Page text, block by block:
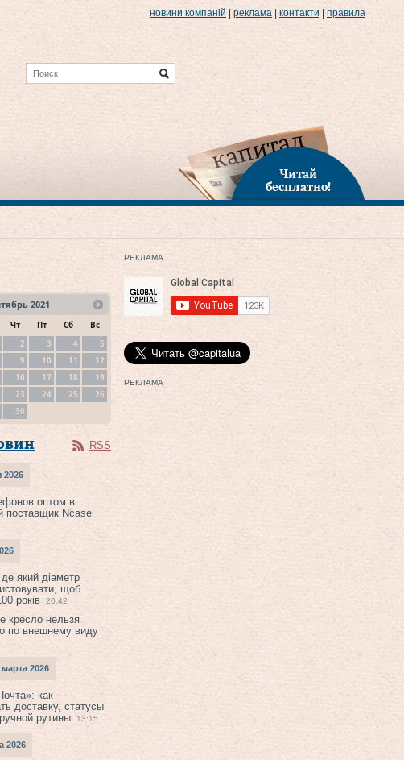
новини компаній реклама контакти правила
Читай
бесплатно!
2021
Чт Пт Сб
Вс
2 3 4
5
9 10 11
12
16 17 18
19
23 24 25
26
30
RSS
2026
оптом в
поставщик Ncase
який діаметр
щоб
років
20:42
кресло нельзя
по внешнему виду
2026
как
доставку, статусы
рутины
13:15
2026
РЕКЛАМА
РЕКЛАМА